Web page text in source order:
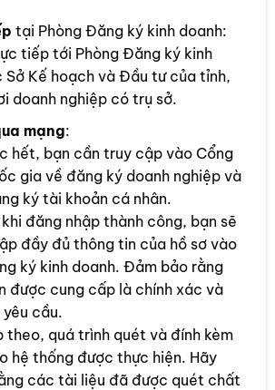
tại Phòng Đăng ký kinh doanh:
tiếp tới Phòng Đăng ký kinh
Sở Kế hoạch và Đầu tư của tỉnh,
doanh nghiệp có trụ sở.
mạng:
hết, bạn cần truy cập vào Cổng
gia về đăng ký doanh nghiệp và
ký tài khoản cá nhân.
đăng nhập thành công, bạn sẽ
đầy đủ thông tin của hồ sơ vào
ký kinh doanh. Đảm bảo rằng
được cung cấp là chính xác và
cầu.
theo, quá trình quét và đính kèm
hệ thống được thực hiện. Hãy
các tài liệu đã được quét chất